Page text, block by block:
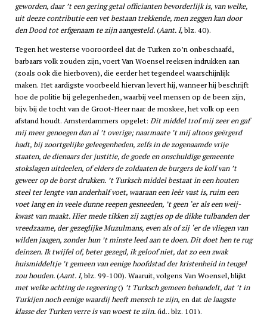
geworden, daar ’t een gering getal officianten bevorderlijk is, van welke,
uit deeze contributie een vet bestaan trekkende, men zeggen kan door
den Dood tot erfgenaam te zijn aangesteld.(Aant. I,blz. 40).
Tegen het westerse vooroordeel dat de Turken zo’n onbeschaafd,
barbaars volk zouden zijn, voert Van Woensel reeksen indrukken aan
(zoals ook die hierboven), die eerder het tegendeel waarschijnlijk
maken. Het aardigste voorbeeld hiervan levert hij, wanneer hij beschrijft
hoe de politie bij gelegenheden, waarbij veel mensen op de been zijn,
bijv. bij de tocht van de Groot-Heer naar de moskee, het volk op een
afstand houdt. Amsterdammers opgelet: Dit middel trof mij zeer en gaf
mij meer genoegen dan al ’t overige; naarmaate ’t mij altoos geërgerd
hadt, bij zoortgelijke geleegenheden, zelfs in de zogenaamde vrije
staaten, de dienaars der justitie, de goede en onschuldige gemeente
stokslagen uitdeelen, of elders de zoldaaten de burgers de kolf van ’t
geweer op de borst drukken. ’t Turksch middel bestaat in een houten
steel ter lengte van anderhalf voet, waaraan een leêr vast is, ruim een
voet lang en in veele dunne reepen gesneeden, ’t geen ‘er als een weij-
kwast van maakt. Hier mede tikken zij zagtjes op de dikke tulbanden der
vreedzaame, der gezeglijke Muzulmans, even als of zij ‘er de vliegen van
wilden jaagen, zonder hun ’t minste leed aan te doen. Dit doet hen te rug
deinzen. Ik twijfel of, beter gezegd, ik geloof niet, dat zo een zwak
huismiddeltje ’t gemeen van eenige hoofdstad der kristenheid in teugel
zou houden.(Aant. I,blz. 99-100). Waaruit, volgens Van Woensel, blijkt
met welke achting de regeering() ’t Turksch gemeen behandelt, dat ’t in
Turkijen noch eenige waardij heeft mensch te zijn,en dat de laagste
klasse der Turken verre is van woest te zijn.(id., blz. 101).